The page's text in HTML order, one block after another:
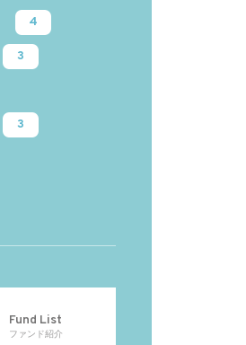
4
3
3
Fund List
ファンド紹介